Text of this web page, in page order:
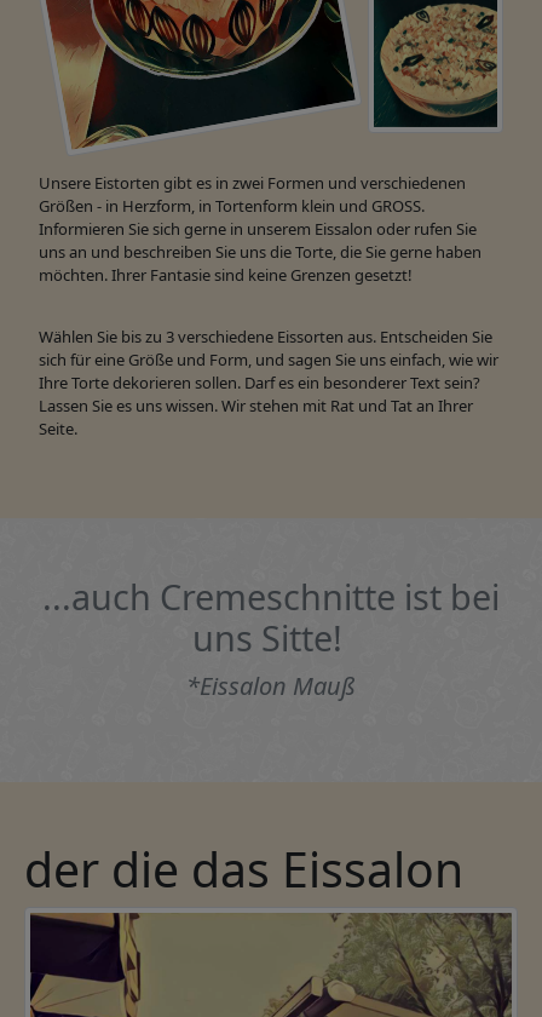
Unsere Eistorten gibt es in zwei Formen und verschiedenen
Größen - in Herzform, in Tortenform klein und GROSS.
Informieren Sie sich gerne in unserem Eissalon oder rufen Sie
uns an und beschreiben Sie uns die Torte, die Sie gerne haben
möchten. Ihrer Fantasie sind keine Grenzen gesetzt!
Wählen Sie bis zu 3 verschiedene Eissorten aus. Entscheiden Sie
sich für eine Größe und Form, und sagen Sie uns einfach, wie wir
Ihre Torte dekorieren sollen. Darf es ein besonderer Text sein?
Lassen Sie es uns wissen. Wir stehen mit Rat und Tat an Ihrer
Seite.
...auch Cremeschnitte ist bei
uns Sitte!
*Eissalon Mauß
der die das Eissalon